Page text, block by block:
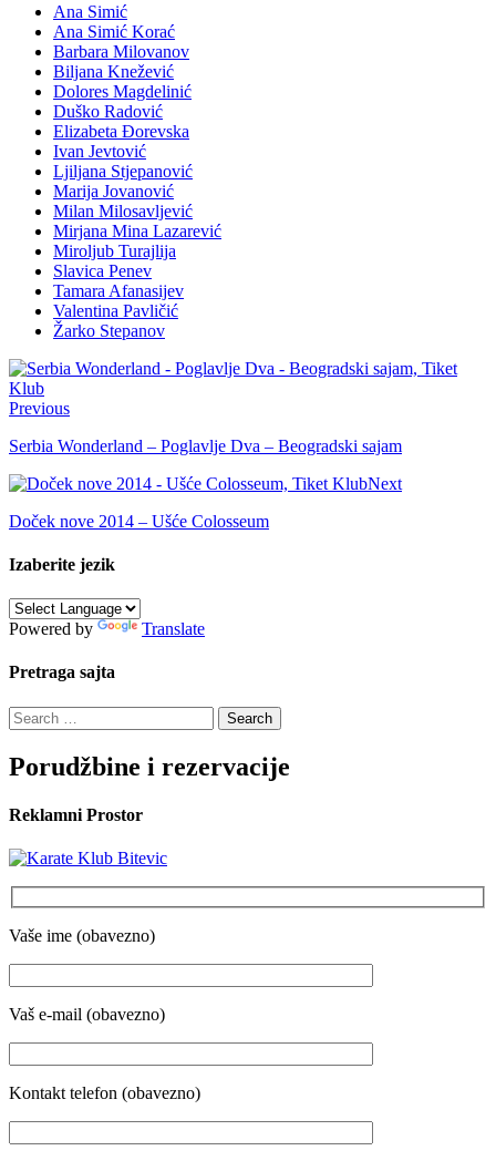
Ana Simić
Ana Simić Korać
Barbara Milovanov
Biljana Knežević
Dolores Magdelinić
Duško Radović
Elizabeta Đorevska
Ivan Jevtović
Ljiljana Stjepanović
Marija Jovanović
Milan Milosavljević
Mirjana Mina Lazarević
Miroljub Turajlija
Slavica Penev
Tamara Afanasijev
Valentina Pavličić
Žarko Stepanov
Previous
Serbia Wonderland – Poglavlje Dva – Beogradski sajam
Next
Doček nove 2014 – Ušće Colosseum
Izaberite jezik
Powered by Translate
Pretraga sajta
Search
for:
Porudžbine i rezervacije
Reklamni Prostor
Vaše ime (obavezno)
Vaš e-mail (obavezno)
Kontakt telefon (obavezno)